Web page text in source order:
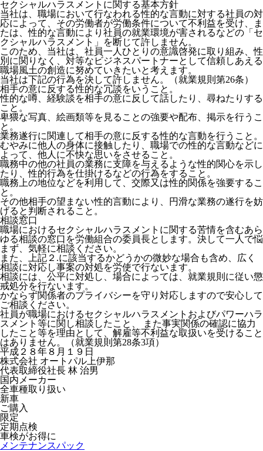
セクシャルハラスメントに関する基本方針
当社は、職場において行なわれる性的な言動に対する社員の対
応によって、その労働者が労働条件について不利益を受け、ま
たは、性的な言動により社員の就業環境が害されるなどの「セ
クシャルハラスメント」を断じて許しません。
このため、当社は、社員一人ひとりの意識啓発に取り組み、性
別に関りなく、対等なビジネスパートナーとして信頼しあえる
職場風土の創造に努めていきたいと考えます。
当社は下記の行為を決して許しません。（就業規則第26条）
相手の意に反する性的な冗談をいうこと。
性的な噂、経験談を相手の意に反して話したり、尋ねたりする
こと。
卑猥な写真、絵画類等を見ることの強要や配布、掲示を行うこ
と。
業務遂行に関連して相手の意に反する性的な言動を行うこと。
むやみに他人の身体に接触したり、職場での性的な言動などに
よって、他人に不快な思いをさせること。
職務中の他の社員の業務に支障を与えるような性的関心を示し
たり、性的行為を仕掛けるなどの行為をすること。
職務上の地位などを利用して、交際又は性的関係を強要するこ
と。
その他相手の望まない性的言動により、円滑な業務の遂行を妨
げると判断されること。
相談窓口
職場におけるセクシャルハラスメントに関する苦情を含むあら
ゆる相談の窓口を労働組合の委員長とします。決して一人で悩
まず、気軽に相談ください。
また、上記２.に該当するかどうかの微妙な場合も含め、広く
相談に対応し事案の対処を労使で行ないます。
相談には、公平に対処し、場合によっては、就業規則に従い懲
戒処分を行ないます。
かならず関係者のプライバシーを守り対応しますので安心して
ご相談ください。
社員が職場におけるセクシャルハラスメントおよびパワーハラ
スメント等に関し相談したこと、 また事実関係の確認に協力
したこと等を理由として、解雇等不利益な取扱いを受けること
はありません。（就業規則第28条3項）
平成２８年８月１９日
株式会社 オートパル上伊那
代表取締役社長 林 治男
国内メーカー
全車種取り扱い
新車
ご購入
限定
定期点検
車検がお得に
メンテナンスパック